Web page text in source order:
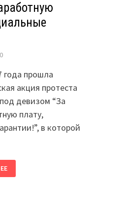
0
года прошла
акция протеста
девизом “За
плату,
в которой